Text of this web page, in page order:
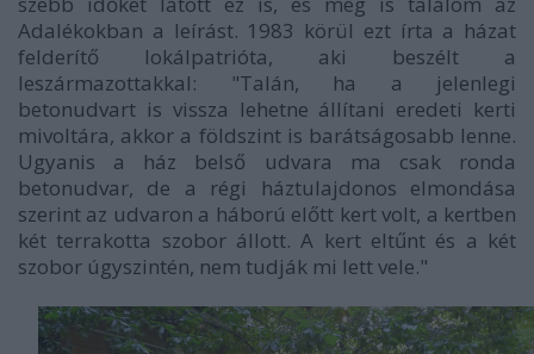
Adalékokban a leírást. 1983 körül ezt írta a házat
felderítő lokálpatrióta, aki beszélt a
leszármazottakkal: "Talán, ha a jelenlegi
betonudvart is vissza lehetne állítani eredeti kerti
mivoltára, akkor a földszint is barátságosabb lenne.
Ugyanis a ház belső udvara ma csak ronda
betonudvar, de a régi háztulajdonos elmondása
szerint az udvaron a háború előtt kert volt, a kertben
két terrakotta szobor állott. A kert eltűnt és a két
szobor úgyszintén, nem tudják mi lett vele."